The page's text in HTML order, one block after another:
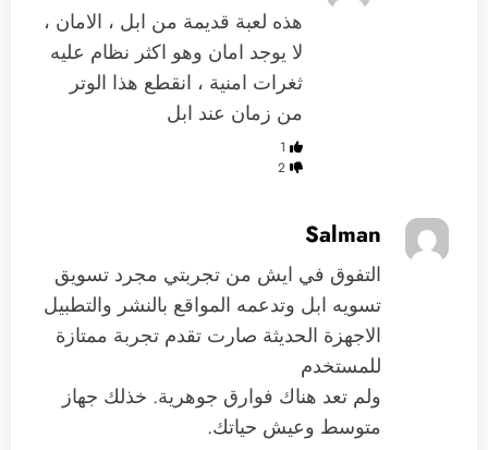
هذه لعبة قديمة من ابل ، الامان ،
لا يوجد امان وهو اكثر نظام عليه
ثغرات امنية ، انقطع هذا الوتر
من زمان عند ابل
1
2
Salman
التفوق في ايش من تجربتي مجرد تسويق
تسويه ابل وتدعمه المواقع بالنشر والتطبيل
الاجهزة الحديثة صارت تقدم تجربة ممتازة
للمستخدم
ولم تعد هناك فوارق جوهرية. خذلك جهاز
متوسط وعيش حياتك.